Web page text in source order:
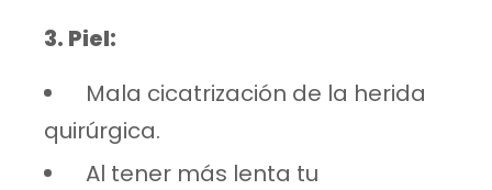
3.⁠ ⁠Piel:
⁠ ⁠Mala cicatrización de la herida
quirúrgica.
⁠ ⁠Al tener más lenta tu